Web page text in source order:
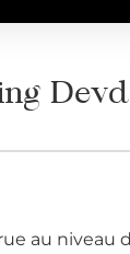
au niveau